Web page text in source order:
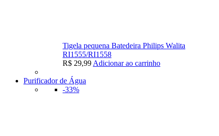
Tigela pequena Batedeira Philips Walita
RI1555/RI1558
R$ 29,99 Adicionar ao carrinho
Purificador de Água
-33%